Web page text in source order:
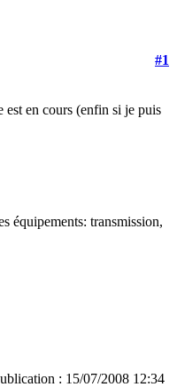
#1
en cours (enfin si je puis
équipements: transmission,
: 15/07/2008 12:34